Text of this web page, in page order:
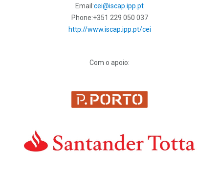
Email:cei@iscap.ipp.pt
Phone:+351 229 050 037
http://www.iscap.ipp.pt/cei
Com o apoio: